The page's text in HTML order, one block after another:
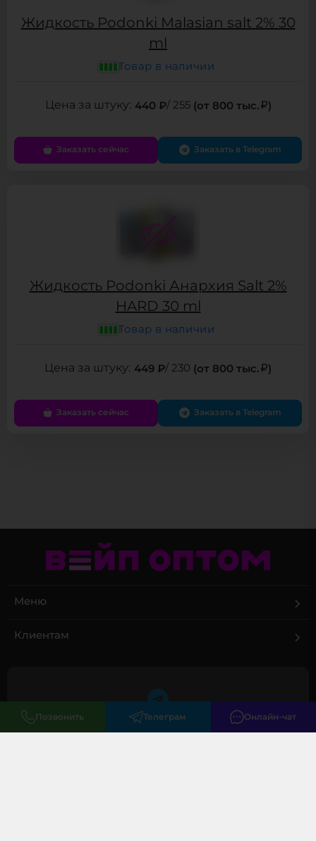
Жидкость Podonki Malasian salt 2% 30
ml
Товар в наличии
440 ₽/ 255 (от 800 тыс. )
Заказать сейчас Заказать в Telegram
Жидкость Podonki Анархия Salt 2%
HARD 30 ml
Товар в наличии
449 ₽/ 230 (от 800 тыс. )
Заказать сейчас Заказать в Telegram
+7 (495) 085 02 02
Клиентам
Меню
Позвонить Телеграм Онлайн-чат